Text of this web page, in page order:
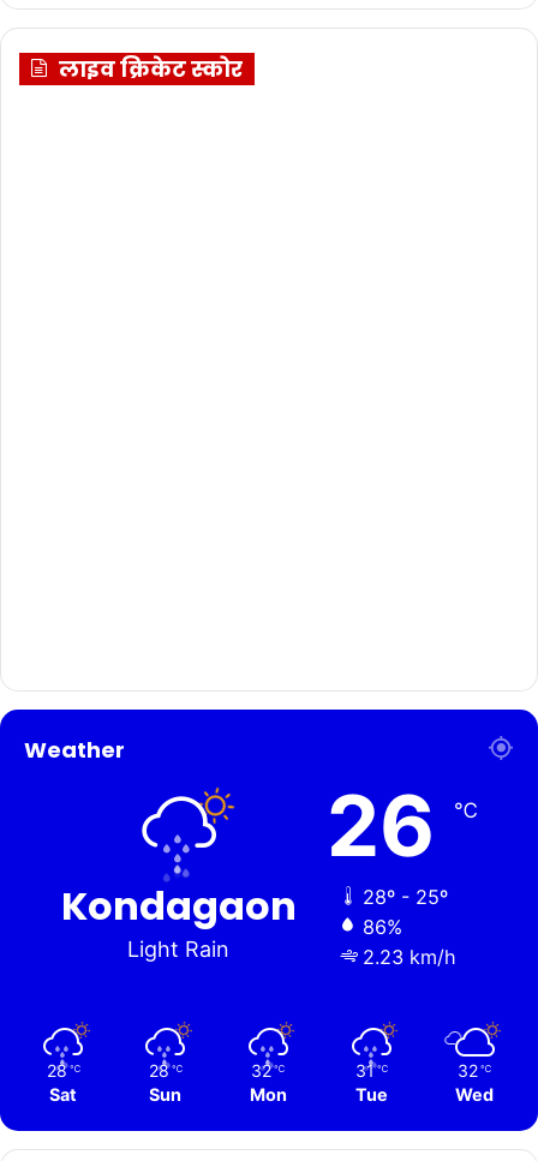
लाइव क्रिकेट स्कोर
Weather
Kondagaon
Light Rain
26 ℃
28º - 25º
86%
2.23 km/h
28 ℃
Sat
28 ℃
Sun
32 ℃
Mon
31 ℃
Tue
32 ℃
Wed